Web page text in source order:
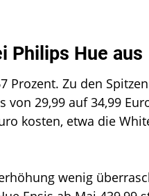
Philips Hue aus
Prozent. Zu den
29,99 auf 34,99
kosten, etwa die
wenig